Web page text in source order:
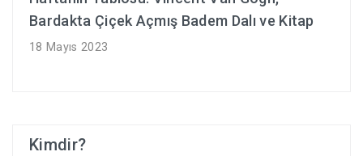
Bardakta Çiçek Açmış Badem Dalı ve Kitap
18 Mayıs 2023
Kimdir?